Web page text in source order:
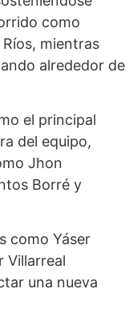
como
mientras
alrededor de
el principal
del equipo,
Jhon
Borré y
como Yáser
Villarreal
una nueva